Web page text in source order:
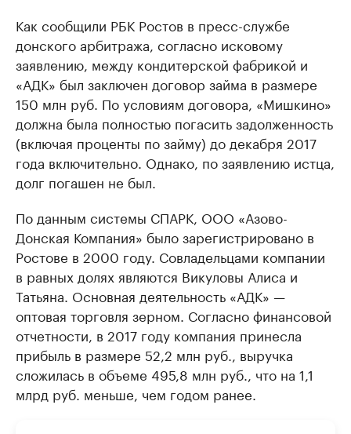
Как сообщили РБК Ростов в пресс-службе
донского арбитража, согласно исковому
заявлению, между кондитерской фабрикой и
«АДК» был заключен договор займа в размере
150 млн руб. По условиям договора, «Мишкино»
должна была полностью погасить задолженность
(включая проценты по займу) до декабря 2017
года включительно. Однако, по заявлению истца,
долг погашен не был.
По данным системы СПАРК, ООО «Азово-
Донская Компания» было зарегистрировано в
Ростове в 2000 году. Совладельцами компании
в равных долях являются Викуловы Алиса и
Татьяна. Основная деятельность «АДК» —
оптовая торговля зерном. Согласно финансовой
отчетности, в 2017 году компания принесла
прибыль в размере 52,2 млн руб., выручка
сложилась в объеме 495,8 млн руб., что на 1,1
млрд руб. меньше, чем годом ранее.